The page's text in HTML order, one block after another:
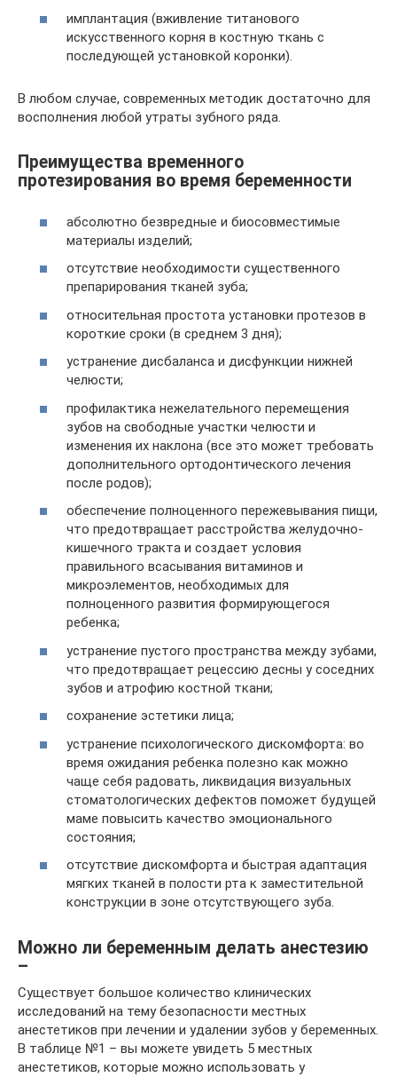
имплантация (вживление титанового
искусственного корня в костную ткань с
последующей установкой коронки).
В любом случае, современных методик достаточно для
восполнения любой утраты зубного ряда.
Преимущества временного
протезирования во время беременности
абсолютно безвредные и биосовместимые
материалы изделий;
отсутствие необходимости существенного
препарирования тканей зуба;
относительная простота установки протезов в
короткие сроки (в среднем 3 дня);
устранение дисбаланса и дисфункции нижней
челюсти;
профилактика нежелательного перемещения
зубов на свободные участки челюсти и
изменения их наклона (все это может требовать
дополнительного ортодонтического лечения
после родов);
обеспечение полноценного пережевывания пищи,
что предотвращает расстройства желудочно-
кишечного тракта и создает условия
правильного всасывания витаминов и
микроэлементов, необходимых для
полноценного развития формирующегося
ребенка;
устранение пустого пространства между зубами,
что предотвращает рецессию десны у соседних
зубов и атрофию костной ткани;
сохранение эстетики лица;
устранение психологического дискомфорта: во
время ожидания ребенка полезно как можно
чаще себя радовать, ликвидация визуальных
стоматологических дефектов поможет будущей
маме повысить качество эмоционального
состояния;
отсутствие дискомфорта и быстрая адаптация
мягких тканей в полости рта к заместительной
конструкции в зоне отсутствующего зуба.
Можно ли беременным делать анестезию
–
Существует большое количество клинических
исследований на тему безопасности местных
анестетиков при лечении и удалении зубов у беременных.
В таблице №1 – вы можете увидеть 5 местных
анестетиков, которые можно использовать у